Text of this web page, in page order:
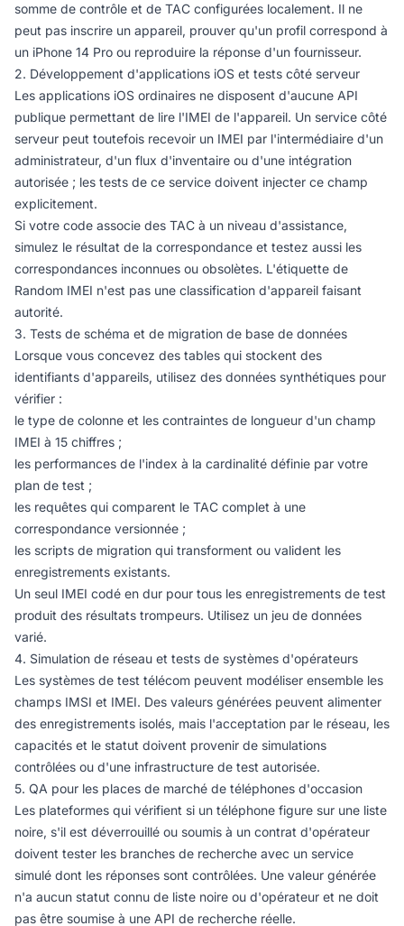
somme de contrôle et de TAC configurées localement. Il ne
peut pas inscrire un appareil, prouver qu'un profil correspond à
un iPhone 14 Pro ou reproduire la réponse d'un fournisseur.
2. Développement d'applications iOS et tests côté serveur
Les applications iOS ordinaires ne disposent d'aucune API
publique permettant de lire l'IMEI de l'appareil. Un service côté
serveur peut toutefois recevoir un IMEI par l'intermédiaire d'un
administrateur, d'un flux d'inventaire ou d'une intégration
autorisée ; les tests de ce service doivent injecter ce champ
explicitement.
Si votre code associe des TAC à un niveau d'assistance,
simulez le résultat de la correspondance et testez aussi les
correspondances inconnues ou obsolètes. L'étiquette de
Random IMEI n'est pas une classification d'appareil faisant
autorité.
3. Tests de schéma et de migration de base de données
Lorsque vous concevez des tables qui stockent des
identifiants d'appareils, utilisez des données synthétiques pour
vérifier :
le type de colonne et les contraintes de longueur d'un champ
IMEI à 15 chiffres ;
les performances de l'index à la cardinalité définie par votre
plan de test ;
les requêtes qui comparent le TAC complet à une
correspondance versionnée ;
les scripts de migration qui transforment ou valident les
enregistrements existants.
Un seul IMEI codé en dur pour tous les enregistrements de test
produit des résultats trompeurs. Utilisez un jeu de données
varié.
4. Simulation de réseau et tests de systèmes d'opérateurs
Les systèmes de test télécom peuvent modéliser ensemble les
champs IMSI et IMEI. Des valeurs générées peuvent alimenter
des enregistrements isolés, mais l'acceptation par le réseau, les
capacités et le statut doivent provenir de simulations
contrôlées ou d'une infrastructure de test autorisée.
5. QA pour les places de marché de téléphones d'occasion
Les plateformes qui vérifient si un téléphone figure sur une liste
noire, s'il est déverrouillé ou soumis à un contrat d'opérateur
doivent tester les branches de recherche avec un service
simulé dont les réponses sont contrôlées. Une valeur générée
n'a aucun statut connu de liste noire ou d'opérateur et ne doit
pas être soumise à une API de recherche réelle.